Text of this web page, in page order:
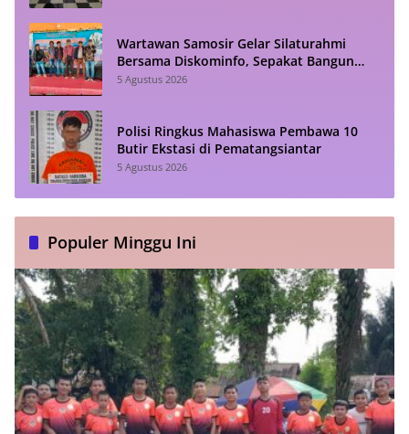
Wartawan Samosir Gelar Silaturahmi
Bersama Diskominfo, Sepakat Bangun
Komunikasi Konstruktif
5 Agustus 2026
Polisi Ringkus Mahasiswa Pembawa 10
Butir Ekstasi di Pematangsiantar
5 Agustus 2026
Populer Minggu Ini